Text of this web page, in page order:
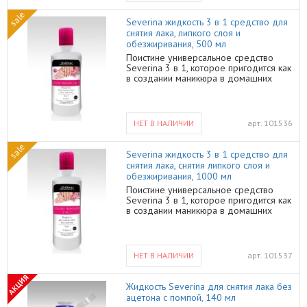
предотвращения преждевременного
отслаивания лаков и гель-лаков • в
качестве средства для снятия лака на
безацетоновой основе • для снятия
липкого слоя при создании маникюра с
гель-лаком Специальная формула
помогает не только убрать излишки
лака и создать стойкое покрытие, но и
подойдет для использования в салоне.
sale
Severina жидкость 3 в 1 средство для
снятия лака, липкого слоя и
обезжиривания, 500 мл
Поистине универсальное средство
Severina 3 в 1, которое пригодится как
в создании маникюра в домашних
поверхности, для лучшего сцепления
покрытия с ногтевой пластиной и
предотвращения преждевременного
отслаивания лаков и гель-лаков • в
качестве средства для снятия лака на
безацетоновой основе • для снятия
липкого слоя при создании маникюра с
гель-лаком Специальная формула
помогает не только убрать излишки
лака и создать стойкое покрытие, но и
подойдет для использования в салоне.
НЕТ В НАЛИЧИИ арт. 101536
sale
Severina жидкость 3 в 1 средство для
снятия лака, снятия липкого слоя и
обезжиривания, 1000 мл
Поистине универсальное средство
Severina 3 в 1, которое пригодится как
в создании маникюра в домашних
поверхности, для лучшего сцепления
покрытия с ногтевой пластиной и
предотвращения преждевременного
отслаивания лаков и гель-лаков • в
качестве средства для снятия лака на
безацетоновой основе • для снятия
НЕТ В НАЛИЧИИ арт. 101537
АКЦИЯ
Жидкость Severina для снятия лака без
ацетона с помпой, 140 мл